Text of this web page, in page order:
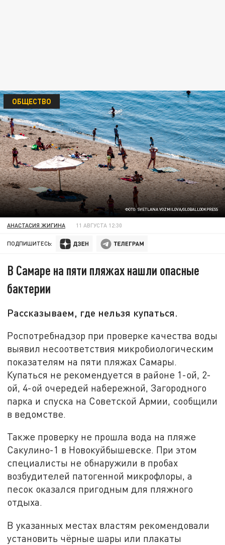
ФОТО: SVETLANA VOZMILOVA/GLOBALLOOKPRESS
ОБЩЕСТВО
АНАСТАСИЯ ЖИГИНА 11 АВГУСТА 12:30
ПОДПИШИТЕСЬ:
В Самаре на пяти пляжах нашли опасные
бактерии
Рассказываем, где нельзя купаться.
Роспотребнадзор при проверке качества воды
выявил несоответствия микробиологическим
показателям на пяти пляжах Самары.
Купаться не рекомендуется в районе 1-ой, 2-
ой, 4-ой очередей набережной, Загородного
парка и спуска на Советской Армии, сообщили
в ведомстве.
Также проверку не прошла вода на пляже
Сакулино-1 в Новокуйбышевске. При этом
специалисты не обнаружили в пробах
возбудителей патогенной микрофлоры, а
песок оказался пригодным для пляжного
отдыха.
В указанных местах властям рекомендовали
установить чёрные шары или плакаты